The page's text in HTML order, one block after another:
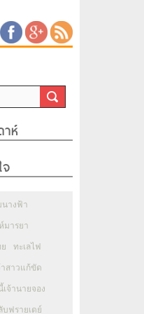
ห์
นางฟ้า
มารยา
ทะเลไฟ
าสาวแก้ขัด
เจ้านายจอง
บฟรายเดย์